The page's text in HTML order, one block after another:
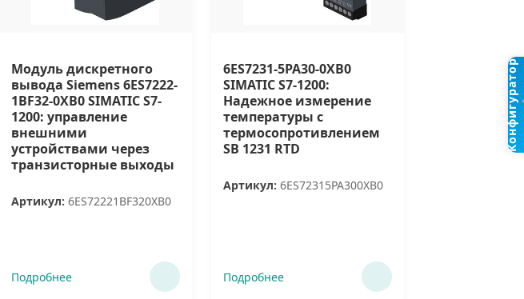
Конфигуратор
Модуль дискретного
вывода Siemens 6ES7222-
1BF32-0XB0 SIMATIC S7-
1200: управление
внешними
устройствами через
транзисторные выходы
Артикул: 6ES72221BF320XB0
Подробнее
6ES7231-5PA30-0XB0
SIMATIC S7-1200:
Надежное измерение
температуры с
термосопротивлением
SB 1231 RTD
Артикул: 6ES72315PA300XB0
Подробнее